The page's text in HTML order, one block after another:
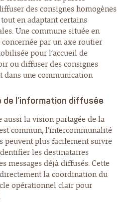
des consignes homogènes
en adaptant certains
Une commune située en
par un axe routier
pour l’accueil de
ou diffuser des consignes
dans une communication
de l’information diffusée
la vision partagée de la
commun, l’intercommunalité
peuvent plus facilement suivre
les destinataires
messages déjà diffusés. Cette
la coordination du
opérationnel clair pour